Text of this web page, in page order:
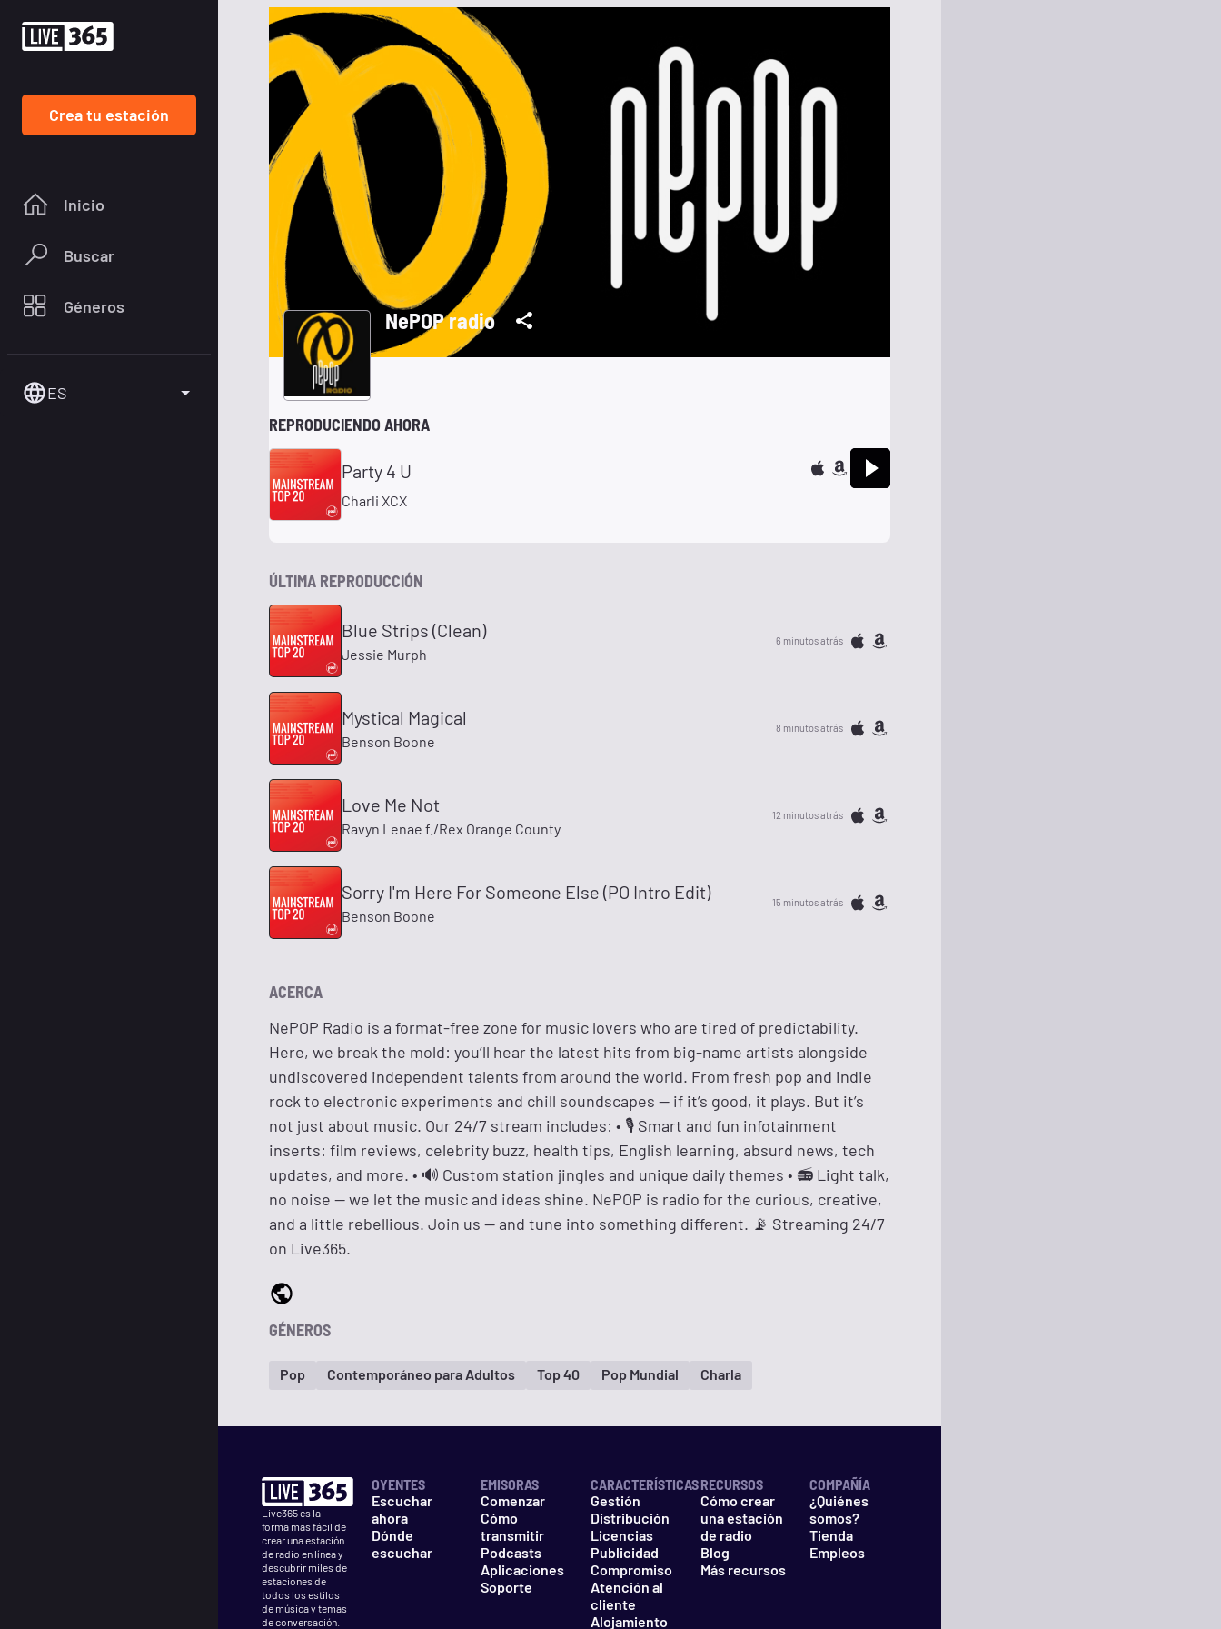
Crea tu estación
Inicio
Buscar
Géneros
ES
NePOP radio
REPRODUCIENDO AHORA
Party 4 U
Charli XCX
ÚLTIMA REPRODUCCIÓN
Blue Strips (Clean)
Jessie Murph
6 minutos atrás
Mystical Magical
Benson Boone
8 minutos atrás
Love Me Not
Ravyn Lenae f./Rex Orange County
12 minutos atrás
Sorry I'm Here For Someone Else (PO Intro Edit)
Benson Boone
15 minutos atrás
ACERCA
NePOP Radio is a format-free zone for music lovers who are tired of predictability.
Here, we break the mold: you’ll hear the latest hits from big-name artists alongside
undiscovered independent talents from around the world. From fresh pop and indie
rock to electronic experiments and chill soundscapes — if it’s good, it plays. But it’s
not just about music. Our 24/7 stream includes: • 🎙️ Smart and fun infotainment
inserts: film reviews, celebrity buzz, health tips, English learning, absurd news, tech
updates, and more. • 🔊 Custom station jingles and unique daily themes • 📻 Light talk,
no noise — we let the music and ideas shine. NePOP is radio for the curious, creative,
and a little rebellious. Join us — and tune into something different. 📡 Streaming 24/7
on Live365.
GÉNEROS
Pop Contemporáneo para Adultos Top 40 Pop Mundial Charla
Live365 es la
forma más fácil de
crear una estación
de radio en línea y
descubrir miles de
estaciones de
todos los estilos
de música y temas
de conversación.
OYENTES
Escuchar
ahora
Dónde
escuchar
EMISORAS
Comenzar
Cómo
transmitir
Podcasts
Aplicaciones
Soporte
CARACTERÍSTICAS
Gestión
Distribución
Licencias
Publicidad
Compromiso
Atención al
cliente
Alojamiento
RECURSOS
Cómo crear
una estación
de radio
Blog
Más recursos
COMPAÑÍA
¿Quiénes
somos?
Tienda
Empleos